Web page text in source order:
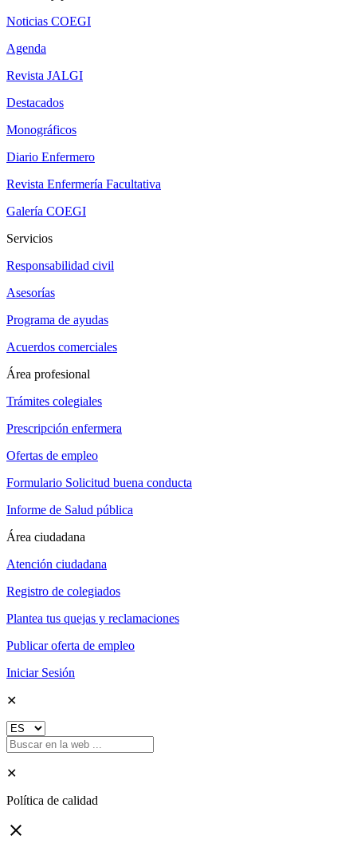
Noticias COEGI
Agenda
Revista JALGI
Destacados
Monográficos
Diario Enfermero
Revista Enfermería Facultativa
Galería COEGI
Servicios
Responsabilidad civil
Asesorías
Programa de ayudas
Acuerdos comerciales
Área profesional
Trámites colegiales
Prescripción enfermera
Ofertas de empleo
Formulario Solicitud buena conducta
Informe de Salud pública
Área ciudadana
Atención ciudadana
Registro de colegiados
Plantea tus quejas y reclamaciones
Publicar oferta de empleo
Iniciar Sesión
✕
✕
Política de calidad
close